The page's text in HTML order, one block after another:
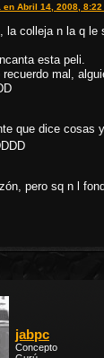
en Abril 14, 2008, 8:22
la colleja n la q le
esta peli.
recuerdo mal,
que dice cosas
pero sq n l
jabpc
Concepto